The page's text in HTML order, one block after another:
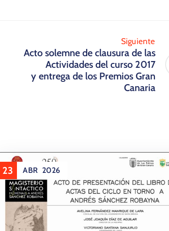
Siguiente
Acto solemne de clausura de las
Actividades del curso 2017​
y entrega de los Premios Gran
Canaria
23 ABR 2026